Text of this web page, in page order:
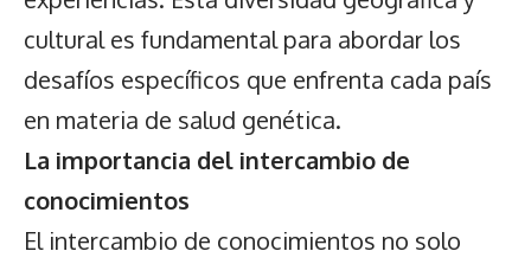
cultural es fundamental para abordar los
desafíos específicos que enfrenta cada país
en materia de salud genética.
La importancia del intercambio de
conocimientos
El intercambio de conocimientos no solo